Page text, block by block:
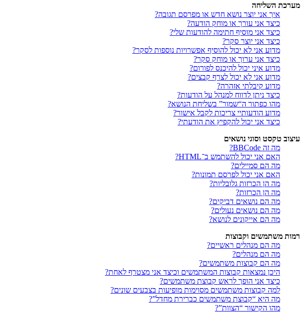
מערכת השליחה
איך אני יוצר נושא חדש או מפרסם תגובה?
כיצד אני עורך או מוחק הודעה?
כיצד אני מוסיף חתימה להודעות שלי?
כיצד אני יוצר סקר?
מדוע אני לא יכול להוסיף אפשרויות נוספות לסקר?
כיצד אני ערוך או מוחק סקר?
מדוע איני יכול להיכנס לפורום?
מדוע אני לא יכול לצרף קבצים?
מדוע קיבלתי אזהרה?
כיצד ניתן לדווח למנהל על הודעות?
מהו כפתור ה“שמור” בשליחת הנושא?
מדוע הודעותיי צריכות לקבל אישור?
כיצד אני יכול להקפיץ את הודעתי?
עיצוב טקסט וסוגי נושאים
מה זה BBCode?
האם אני יכול להשתמש ב־HTML?
מה הם סמיילים?
האם אני יכול לפרסם תמונות?
מה הן הכרזות גלובליות?
מה הן הכרזות?
מה הם נושאים דביקים?
מה הם נושאים נעולים?
מה הם אייקונים לנושא?
רמות משתמשים וקבוצות
מה הם מנהלים ראשיים?
מה הם מנהלים?
מה הם קבוצות משתמשים?
היכן נמצאות קבוצות המשתמשים וכיצד אני מצטרף לאחת?
כיצד אני הופך לראש קבוצת משתמשים?
למה קבוצות משתמשים מסוימות מופיעות בצבעים שונים?
מה היא “קבוצת משתמשים כברירת מחדל”?
מהו הקישור “הצוות”?